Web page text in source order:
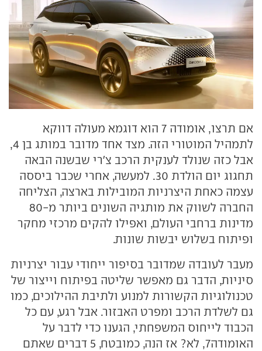
אם תרצו, אומודה 7 הוא דוגמא מעולה דווקא
לתמהיל המוטורי הזה. מצד אחד מדובר במותג בן 4,
אבל כזה שנולד לענקית הרכב צ'רי שבשנה הבאה
תחגוג יום הולדת 30. למעשה, אחרי שכבר ביססה
עצמה כאחת היצרניות המובילות בארצה, הצליחה
החברה לשווק את מותגיה השונים ביותר מ-80
מדינות ברחבי העולם, ואפילו להקים מרכזי מחקר
ופיתוח בשלוש יבשות שונות.
מעבר לעובדה שמדובר בסיפור ייחודי עבור יצרניות
סיניות, הדבר גם מאפשר שליטה בפיתוח וייצור של
טכנולוגיות הקשורות למנוע ולתיבת ההילוכים, כמו
גם לשלדת הרכב ומפרט האבזור. אבל רגע, עם כל
הכבוד לייחוס המשפחתי, הגענו כדי לדבר על
האומודה7, לא? אז הנה, כמובטח, 5 דברים שאתם